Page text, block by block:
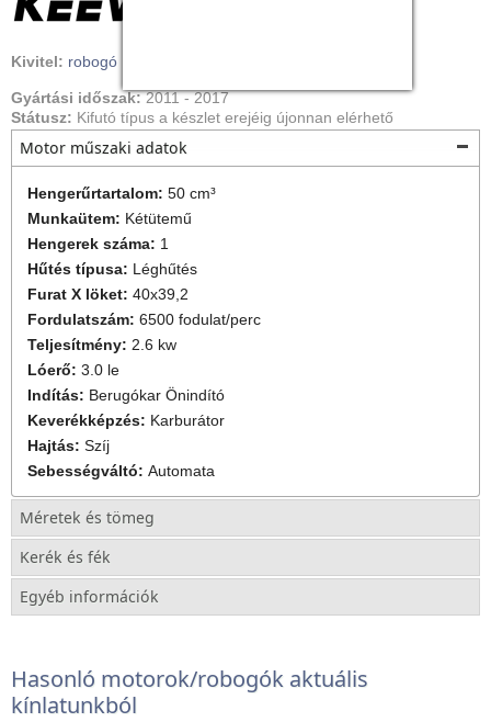
Kivitel: robogó
Gyártási időszak:2011-2017
Státusz: Kifutó típus a készlet erejéig újonnan elérhető
Motor műszaki adatok
Hengerűrtartalom:50 cm³
Munkaütem: Kétütemű
Hengerek száma: 1
Hűtés típusa: Léghűtés
Furat X löket:40x39,2
Fordulatszám:6500 fodulat/perc
Teljesítmény: 2.6 kw
Lóerő:3.0 le
Indítás: Berugókar Önindító
Keverékképzés: Karburátor
Hajtás:Szíj
Sebességváltó:Automata
Méretek és tömeg
Kerék és fék
Egyéb információk
Hasonló motorok/robogók aktuális
kínlatunkból